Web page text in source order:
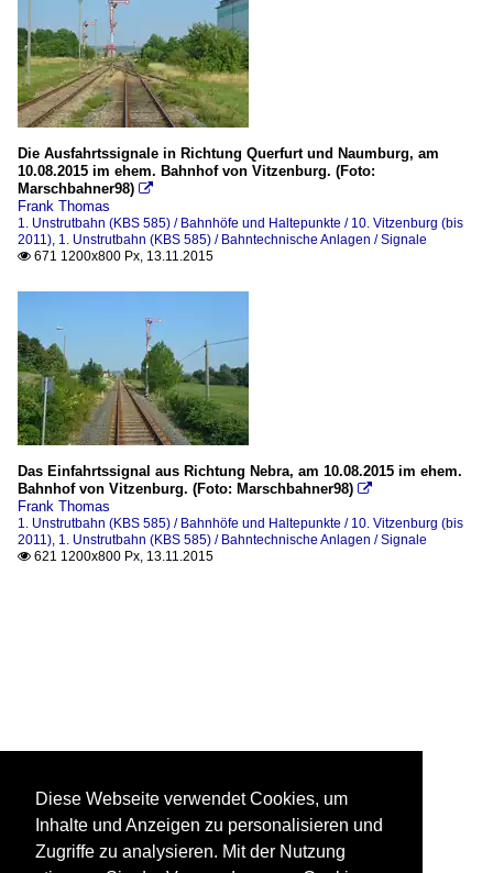
Die Ausfahrtssignale in Richtung Querfurt und Naumburg, am
10.08.2015 im ehem. Bahnhof von Vitzenburg. (Foto:
Marschbahner98) 
Frank Thomas
1. Unstrutbahn (KBS 585) / Bahnhöfe und Haltepunkte / 10. Vitzenburg (bis
2011) 1. Unstrutbahn (KBS 585) / Bahntechnische Anlagen / Signale
 671 1200x800 Px, 13.11.2015
Das Einfahrtssignal aus Richtung Nebra, am 10.08.2015 im ehem.
Bahnhof von Vitzenburg. (Foto: Marschbahner98) 
Frank Thomas
1. Unstrutbahn (KBS 585) / Bahnhöfe und Haltepunkte / 10. Vitzenburg (bis
2011) 1. Unstrutbahn (KBS 585) / Bahntechnische Anlagen / Signale
 621 1200x800 Px, 13.11.2015
Diese Webseite verwendet Cookies, um
Inhalte und Anzeigen zu personalisieren und
Zugriffe zu analysieren. Mit der Nutzung